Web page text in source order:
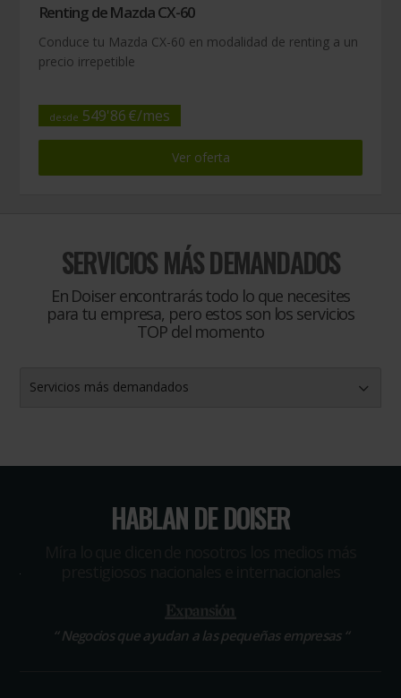
Renting de Mazda CX-60
Conduce tu Mazda CX-60 en modalidad de renting a un
precio irrepetible
desde 549'86€/mes
Ver oferta
SERVICIOS MÁS DEMANDADOS
En Doiser encontrarás todo lo que necesites
para tu empresa, pero estos son los servicios
TOP del momento
Servicios más demandados
HABLAN DE DOISER
“Negocios que ayudan a las pequeñas empresas “
El portal que ha revolucionado las compras profesionales